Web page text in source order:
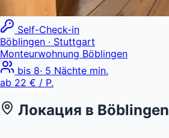
Self-Check-in
Böblingen · Stuttgart
Monteurwohnung Böblingen
bis 8· 5 Nächte min.
ab 22 € / P.
Локация в Böblingen